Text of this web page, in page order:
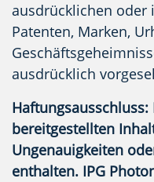
ausdrücklichen oder
Patenten, Marken,
ausdrücklich
Haftungsausschluss:
bereitgestellten
Ungenauigkeiten
enthalten. IPG